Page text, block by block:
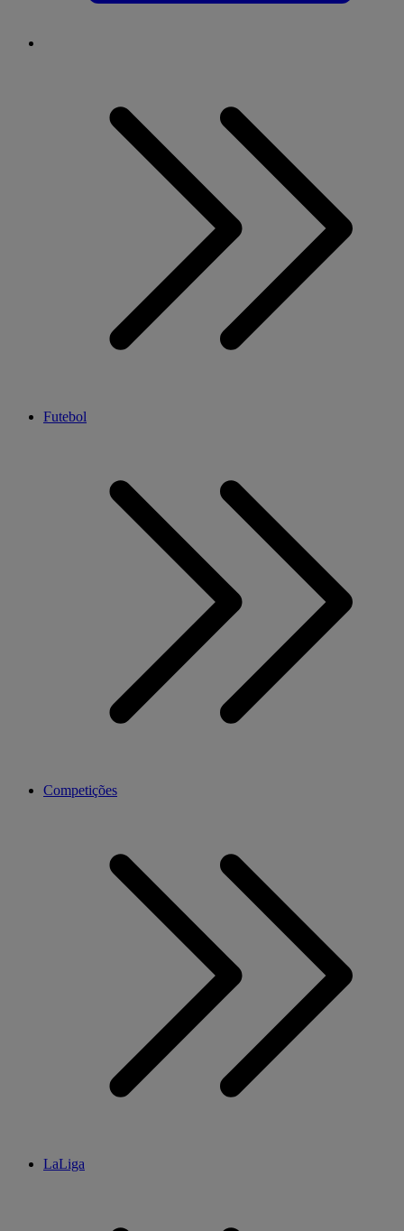
Futebol
Competições
LaLiga